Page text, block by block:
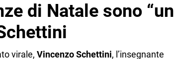
di Natale sono “un
virale, Vincenzo Schettini, l’insegnante